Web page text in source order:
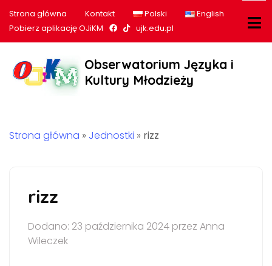
Strona główna Kontakt Polski
English
Pobierz aplikację OJiKM
Nasz profil na Facebook
Nasz profil na tiktok
ujk.edu.pl
Obserwatorium Języka i
Kultury Młodzieży
Strona główna » Jednostki » rizz
rizz
Dodano: 23 października 2024 przez Anna
Wileczek